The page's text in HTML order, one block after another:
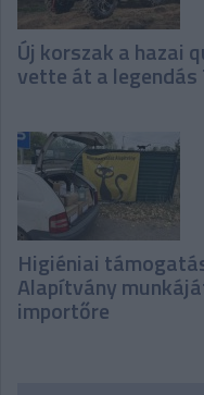
Új korszak a hazai
vette át a
Higiéniai
Alapítvány
importőre